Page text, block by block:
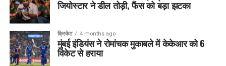
जियोस्टार ने डील तोड़ी, फैंस को बड़ा झटका
क्रिकेट 4 months ago
मुंबई इंडियंस ने रोमांचक मुकाबले में केकेआर को 6
विकेट से हराया